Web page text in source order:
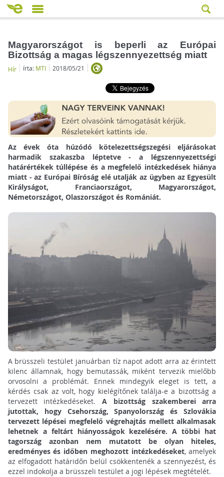
Magyarországot is beperli az Európai
Bizottság a magas légszennyezettség miatt
Hír írta: MTI 2018/05/21
Az évek óta húzódó kötelezettségszegési eljárásokat
harmadik szakaszba léptetve - a légszennyezettségi
határértékek túllépése és a megfelelő intézkedések hiánya
miatt - az Európai Bíróság elé utalják az ügyben az Egyesült
Királyságot, Franciaországot, Magyarországot,
Németországot, Olaszországot és Romániát.
A brüsszeli testület januárban tíz napot adott arra az érintett
kilenc államnak, hogy bemutassák, miként tervezik mielőbb
orvosolni a problémát. Ennek mindegyik eleget is tett, a
kérdés csak az volt, hogy kielégítőnek találja-e a bizottság a
tervezett intézkedéseket.A bizottság szakemberei arra
jutottak, hogy Csehország, Spanyolország és Szlovákia
tervezett lépései megfelelő végrehajtás mellett alkalmasak
lehetnek a feltárt hiányosságok kezelésére. A többi hat
tagország azonban nem mutatott be olyan hiteles,
eredményes és időben meghozott intézkedéseket, amelyek
az elfogadott határidőn belül csökkentenék a szennyezést, és
ezzel indokolja a brüsszeli testület a jogi lépések megtételét.